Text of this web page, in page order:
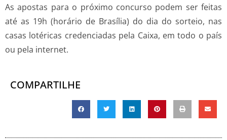
As apostas para o próximo concurso podem ser feitas
até as 19h (horário de Brasília) do dia do sorteio, nas
casas lotéricas credenciadas pela Caixa, em todo o país
ou pela internet.
COMPARTILHE